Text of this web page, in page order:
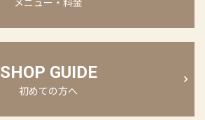
メニュー・料金
SHOP GUIDE
初めての方へ